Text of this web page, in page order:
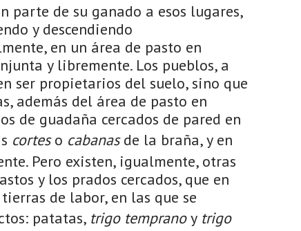
parte de su ganado a esos lugares,
y descendiendo
en un área de pasto en
y libremente. Los pueblos, a
ser propietarios del suelo, sino que
además del área de pasto en
de guadaña cercados de pared en
corteso cabanasde la braña, y en
Pero existen, igualmente, otras
y los prados cercados, que en
de labor, en las que se
patatas, trigo tempranoy trigo